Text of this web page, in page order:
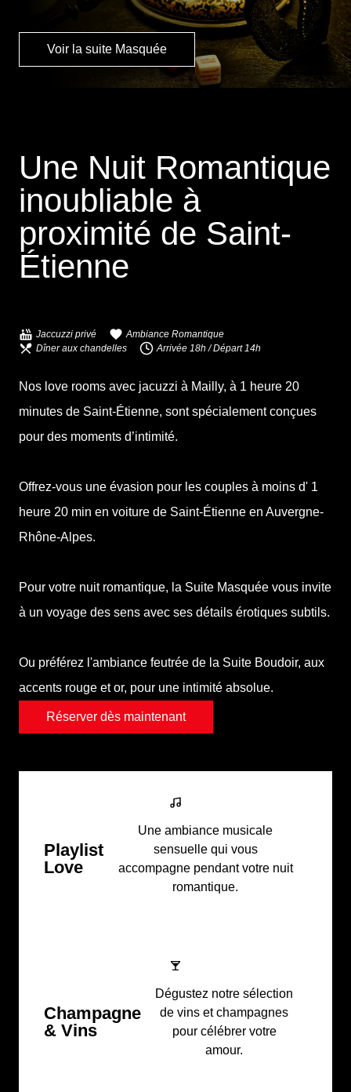
Voir la suite Masquée
Une Nuit Romantique
inoubliable à
proximité de Saint-
Étienne
Jaccuzzi privé
Ambiance Romantique
Dîner aux chandelles
Arrivée 18h / Départ 14h
Nos love rooms avec jacuzzi à Mailly, à 1 heure 20
minutes de Saint-Étienne, sont spécialement conçues
pour des moments d’intimité.
Offrez-vous une évasion pour les couples à moins d' 1
heure 20 min en voiture de Saint-Étienne en Auvergne-
Rhône-Alpes.
Pour votre nuit romantique, la Suite Masquée vous invite
à un voyage des sens avec ses détails érotiques subtils.
Ou préférez l'ambiance feutrée de la Suite Boudoir, aux
accents rouge et or, pour une intimité absolue.
Réserver dès maintenant
Playlist
Love
Une ambiance musicale
sensuelle qui vous
accompagne pendant votre nuit
romantique.
Champagne
& Vins
Dégustez notre sélection
de vins et champagnes
pour célébrer votre
amour.